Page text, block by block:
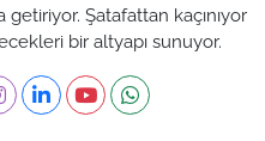
Şatafattan kaçınıyor
bir altyapı sunuyor.